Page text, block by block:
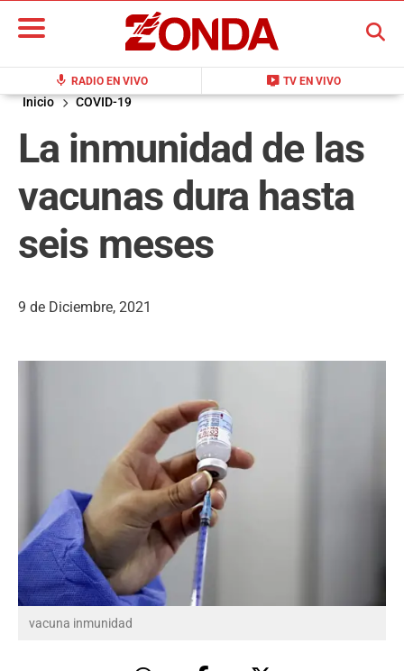
mic RADIO EN VIVO live_tv TV EN VIVO
BUSCAR
Inicio COVID-19
La inmunidad de las
vacunas dura hasta
seis meses
9 de Diciembre, 2021
vacuna inmunidad